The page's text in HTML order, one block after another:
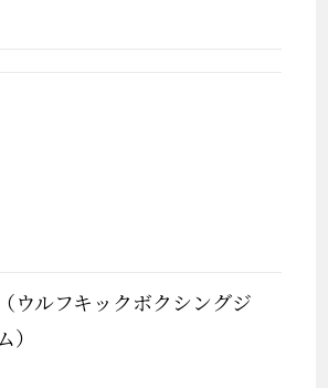
（ウルフキックボクシングジ
）